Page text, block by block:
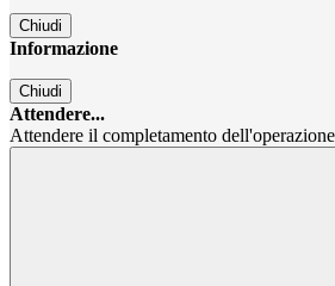
Chiudi
Informazione
Chiudi
Attendere...
Attendere il completamento